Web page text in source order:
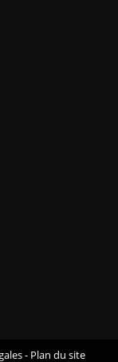
- Plan du site